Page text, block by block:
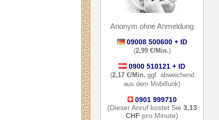
Anonym ohne Anmeldung
09008 500600 + ID
(2,99 €/Min.)
0900 510121 + ID
(2,17 €/Min. ggf. abweichend
aus dem Mobilfunk)
0901 999710
(Dieser Anruf kostet Sie 3,13
CHF pro Minute)